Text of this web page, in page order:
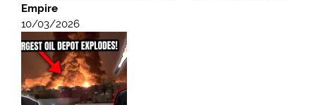
Empire
10/03/2026